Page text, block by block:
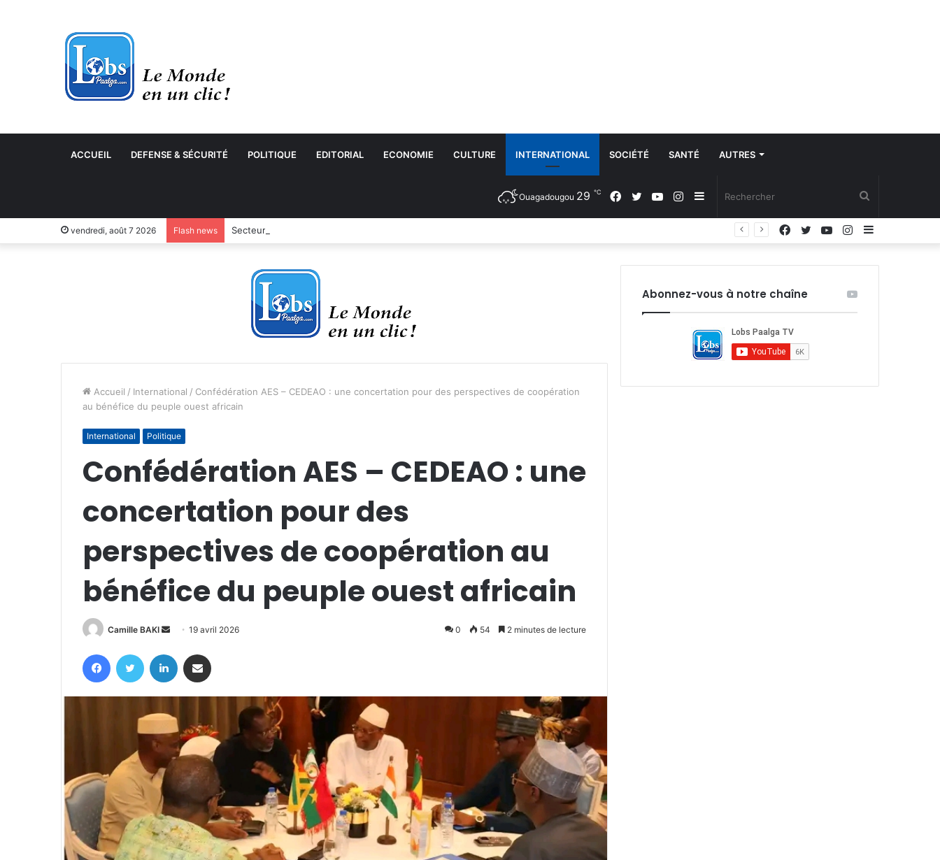
ACCUEIL DEFENSE & SÉCURITÉ POLITIQUE EDITORIAL ECONOMIE CULTURE INTERNATIONAL SOCIÉTÉ SANTÉ AUTRES
Sidebar
(barre
Instagram
YouTube
Twitter
Facebook
Ouagadougou 29 ℃
vendredi, août 7 2026 Flash news Secteur des cycles et motocycles : vers un marché plus sain, transparent et équitable
Sidebar
Instagram
YouTube
Twitter
Facebook
Accueil / International / Confédération AES – CEDEAO : une concertation pour des perspectives de coopération
au bénéfice du peuple ouest africain
International Politique
Confédération AES – CEDEAO : une
concertation pour des
perspectives de coopération au
bénéfice du peuple ouest africain
Camille BAKI
Envoyer
courriel
19 avril 2026 0 54 2 minutes de lecture
FacebookTwitter Linkedin
Abonnez-vous à notre chaîne